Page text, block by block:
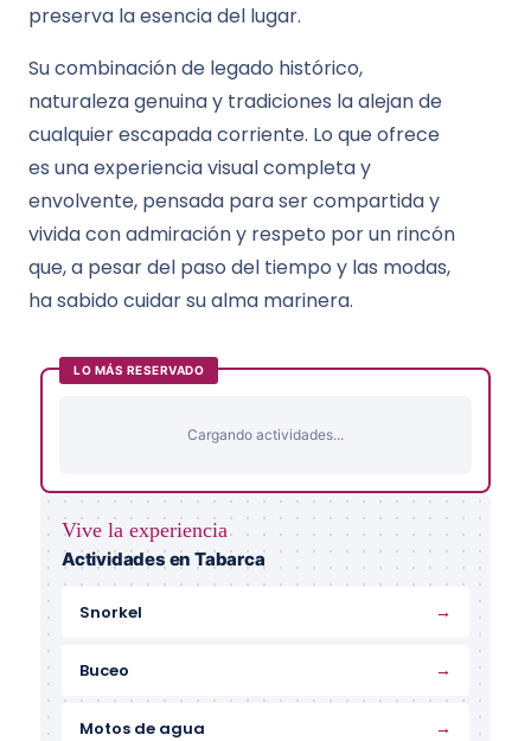
preserva la esencia del lugar.
Su combinación de legado histórico,
naturaleza genuina y tradiciones la alejan de
cualquier escapada corriente. Lo que ofrece
es una experiencia visual completa y
envolvente, pensada para ser compartida y
vivida con admiración y respeto por un rincón
que, a pesar del paso del tiempo y las modas,
ha sabido cuidar su alma marinera.
LO MÁS RESERVADO
Cargando actividades...
Vive la experiencia
Actividades en Tabarca
Snorkel →
Buceo →
Motos de agua →